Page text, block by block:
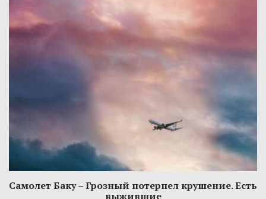
Самолет Баку – Грозный потерпел крушение. Есть
выжившие